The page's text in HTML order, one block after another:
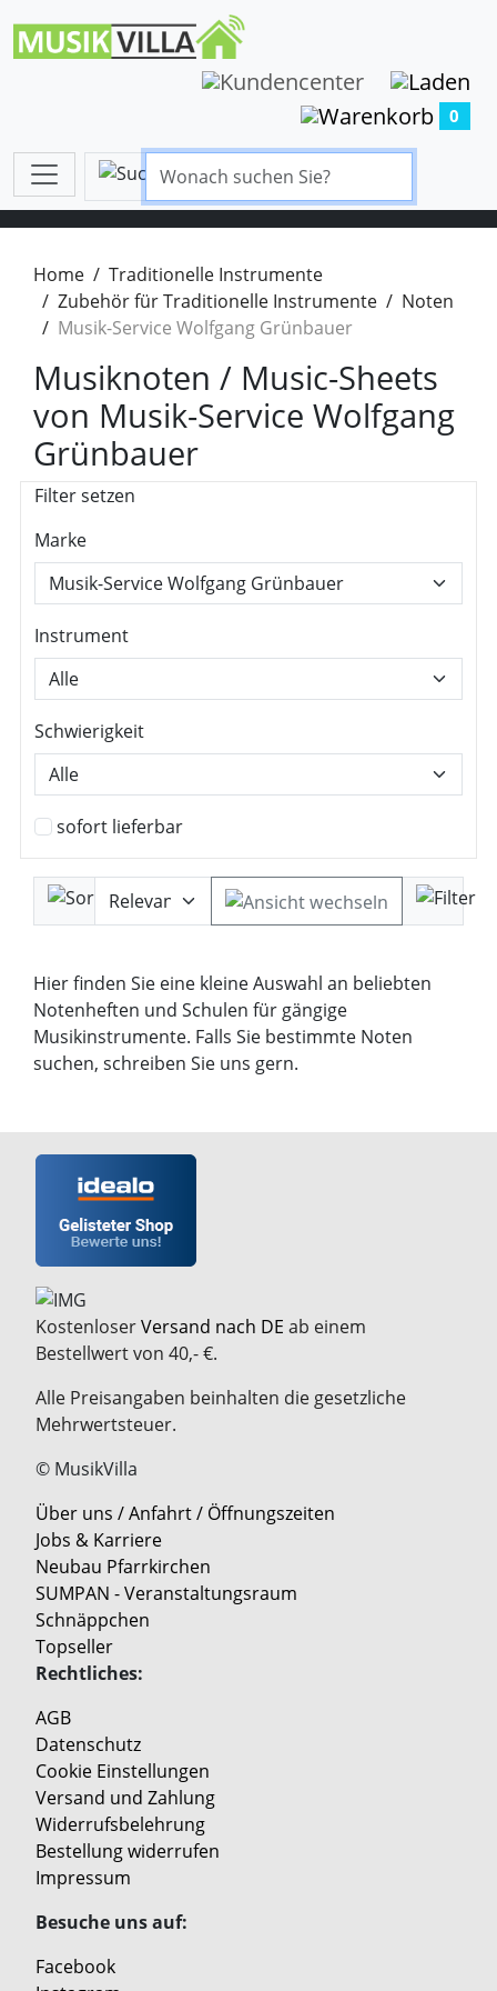
0
Home
Traditionelle Instrumente
Zubehör für Traditionelle Instrumente
Noten
Musik-Service Wolfgang Grünbauer
Musiknoten / Music-Sheets
von Musik-Service Wolfgang
Grünbauer
Filter setzen
Marke
Instrument
Schwierigkeit
sofort lieferbar
Hier finden Sie eine kleine Auswahl an beliebten
Notenheften und Schulen für gängige
Musikinstrumente. Falls Sie bestimmte Noten
suchen, schreiben Sie uns gern.
KostenloserVersand nach DE ab einem
Bestellwert von 40,- €.
Alle Preisangaben beinhalten die gesetzliche
Mehrwertsteuer.
© MusikVilla
Über uns / Anfahrt / Öffnungszeiten
Jobs & Karriere
Neubau Pfarrkirchen
SUMPAN - Veranstaltungsraum
Schnäppchen
Topseller
Rechtliches:
AGB
Datenschutz
Cookie Einstellungen
Versand und Zahlung
Widerrufsbelehrung
Bestellung widerrufen
Impressum
Besuche uns auf:
Facebook